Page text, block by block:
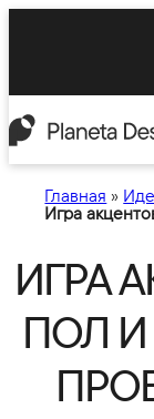
Главная »
ИГРА
ПОЛ И